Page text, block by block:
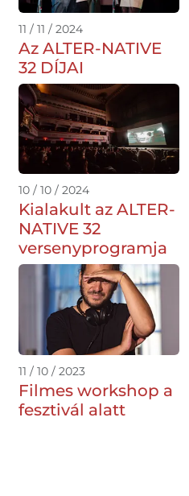
11 / 11 / 2024
Az ALTER-NATIVE
32 DÍJAI
10 / 10 / 2024
Kialakult az ALTER-
NATIVE 32
versenyprogramja
11 / 10 / 2023
Filmes workshop a
fesztivál alatt